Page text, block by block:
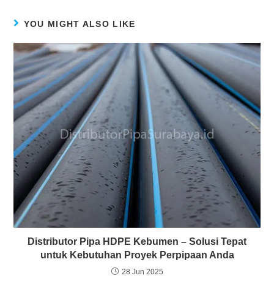
YOU MIGHT ALSO LIKE
Distributor Pipa HDPE Kebumen – Solusi Tepat
untuk Kebutuhan Proyek Perpipaan Anda
28 Jun 2025